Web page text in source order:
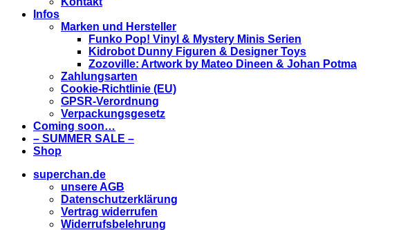
Infos
Marken und Hersteller
Funko Pop! Vinyl & Mystery Minis Serien
Kidrobot Dunny Figuren & Designer Toys
Zozoville: Artwork by Mateo Dineen & Johan Potma
Zahlungsarten
Cookie-Richtlinie (EU)
GPSR-Verordnung
Verpackungsgesetz
Coming soon…
– SUMMER SALE –
Shop
superchan.de
unsere AGB
Datenschutzerklärung
Vertrag widerrufen
Widerrufsbelehrung